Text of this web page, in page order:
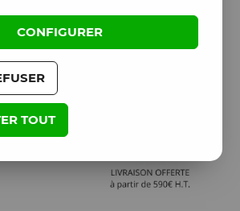
CONFIGURER
TOUT